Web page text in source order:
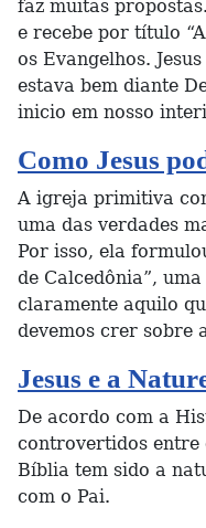
faz muitas
e recebe por título
os Evangelhos.
estava bem diante
inicio em nosso
Como Jesus
A igreja primitiva
uma das verdades
Por isso, ela
de Calcedônia”,
claramente aquilo
devemos crer sobre
Jesus e a
De acordo com a
controvertidos entre
Bíblia tem sido a
com o Pai.